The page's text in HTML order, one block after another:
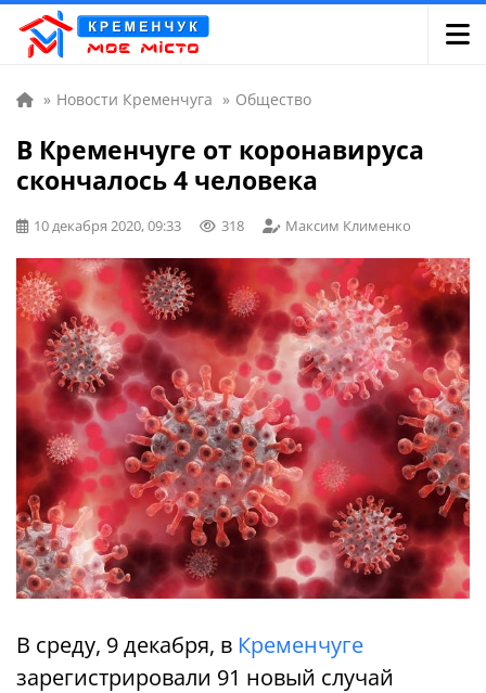
» Новости Кременчуга » Общество
В Кременчуге от коронавируса
скончалось 4 человека
10 декабря 2020, 09:33 318 Максим Клименко
В среду, 9 декабря, в Кременчуге
зарегистрировали 91 новый случай